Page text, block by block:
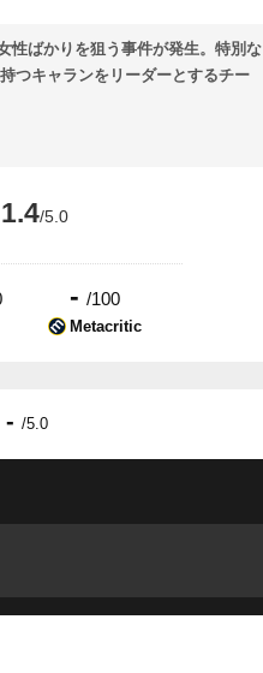
性ばかりを狙う事件が発生。特別な
つキャランをリーダーとするチー
1.4/5.0
-/100
Metacritic
-/5.0